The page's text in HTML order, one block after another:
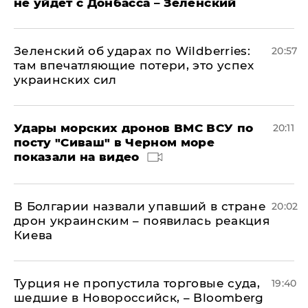
Зеленский об ударах по Wildberries:
там впечатляющие потери, это успех
украинских сил
20:57
Удары морских дронов ВМС ВСУ по
посту "Сиваш" в Черном море
показали на видео
20:11
В Болгарии назвали упавший в стране
дрон украинским – появилась реакция
Киева
20:02
Турция не пропустила торговые суда,
шедшие в Новороссийск, – Bloomberg
19:40